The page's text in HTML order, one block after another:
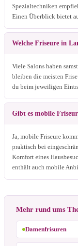
Spezialtechniken
Einen Überblick bietet
Welche Friseure in
Viele Salons haben
bleiben die meisten
du beim jeweiligen
Gibt es mobile
Ja, mobile Friseure
praktisch bei
Komfort eines
enthält auch mobile
Mehr rund ums
Damenfrisuren